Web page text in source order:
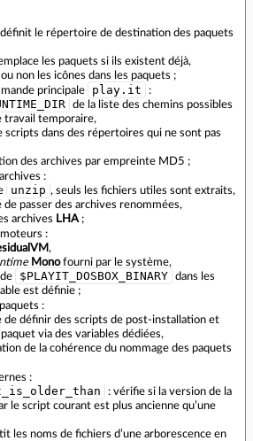
le répertoire de destination des paquets
les paquets si ils existent déjà,
non les icônes dans les paquets ;
principale
play.it
:
de la liste des chemins possibles
travail temporaire,
scripts dans des répertoires qui ne sont pas
des archives par empreinte MD5 ;
:
unzip , seuls les fichiers utiles sont extraits,
passer des archives renommées,
archives LHA ;
:
,
Monofourni par le système,
$PLAYIT_DOSBOX_BINARY
dans les
est définie ;
:
de définir des scripts de post‑installation et
via des variables dédiées,
de la cohérence du nommage des paquets
:
: vérifie si la version de la
le script courant est plus ancienne quʼune
les noms de fichiers dʼune arborescence en